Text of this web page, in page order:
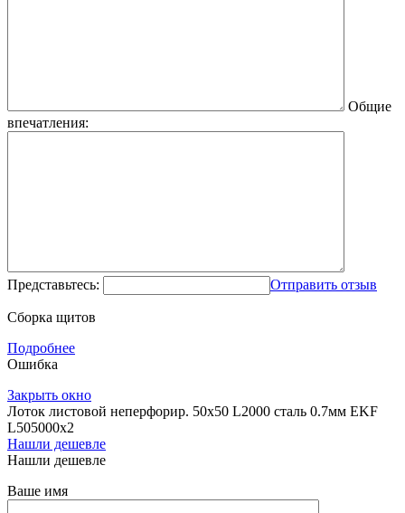
Общие
впечатления:
Представьтесь: Отправить отзыв
Сборка щитов
Подробнее
Ошибка
Закрыть окно
Лоток листовой неперфорир. 50х50 L2000 сталь 0.7мм EKF
L505000x2
Нашли дешевле
Нашли дешевле
Ваше имя